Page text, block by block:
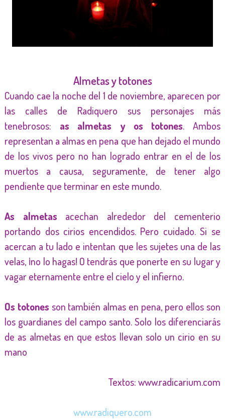
Almetas y totones
Cuando cae la noche del 1 de noviembre, aparecen por
las calles de Radiquero sus personajes más
tenebrosos: as almetas y os totones. Ambos
representan a almas en pena que han dejado el mundo
de los vivos pero no han logrado entrar en el de los
muertos a causa, seguramente, de tener algo
pendiente que terminar en este mundo.
As almetas acechan alrededor del cementerio
portando dos cirios encendidos. Pero cuidado. Si se
acercan a tu lado e intentan que les sujetes una de las
velas, ¡no lo hagas! O tendrás que ponerte en su lugar y
vagar eternamente entre el cielo y el infierno.
Os totones son también almas en pena, pero ellos son
los guardianes del campo santo. Solo los diferenciarás
de as almetas en que estos llevan solo un cirio en su
mano
Textos: www.radicarium.com
www.radiquero.com